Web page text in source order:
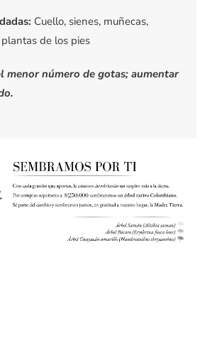
Cuello, sienes, muñecas,
de los pies
menor número de gotas; aumentar